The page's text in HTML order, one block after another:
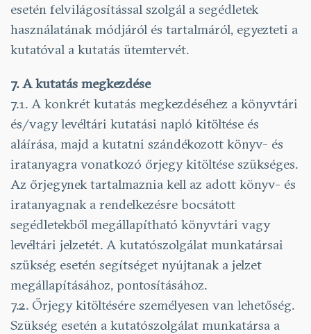
esetén felvilágosítással szolgál a segédletek
használatának módjáról és tartalmáról, egyezteti a
kutatóval a kutatás ütemtervét.
7. A kutatás megkezdése
7.1. A konkrét kutatás megkezdéséhez a könyvtári
és/vagy levéltári kutatási napló kitöltése és
aláírása, majd a kutatni szándékozott könyv- és
iratanyagra vonatkozó őrjegy kitöltése szükséges.
Az őrjegynek tartalmaznia kell az adott könyv- és
iratanyagnak a rendelkezésre bocsátott
segédletekből megállapítható könyvtári vagy
levéltári jelzetét. A kutatószolgálat munkatársai
szükség esetén segítséget nyújtanak a jelzet
megállapításához, pontosításához.
7.2. Őrjegy kitöltésére személyesen van lehetőség.
Szükség esetén a kutatószolgálat munkatársa a